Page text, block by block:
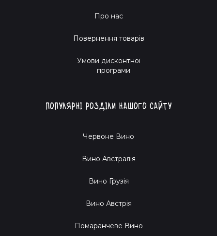
Про нас
Повернення товарів
Умови дисконтної
програми
Популярні розділи нашого сайту
Червоне Вино
Вино Австралія
Вино Грузія
Вино Австрія
Помаранчеве Вино